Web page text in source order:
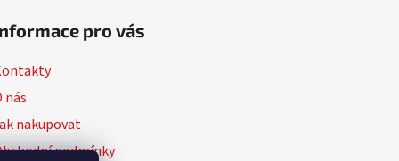
pro vás
nás
nakupovat
podmínky